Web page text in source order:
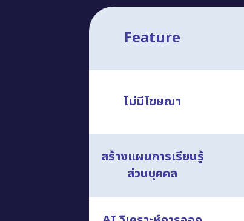
Feature
ไม่มีโฆษณา
สร้างแผนการเรียนรู้
ส่วนบุคคล